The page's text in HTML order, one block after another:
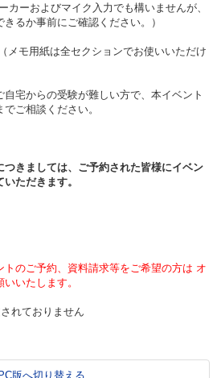
カーおよびマイク入力でも構いませんが、
るか事前にご確認ください。）
メモ用紙は全セクションでお使いいただけ
宅からの受験が難しい方で、本イベント
ご相談ください。
きましては、ご予約された皆様にイベン
ただきます。
トのご予約、資料請求等をご希望の方は オ
いたします。
れておりません
PC版へ切り替える